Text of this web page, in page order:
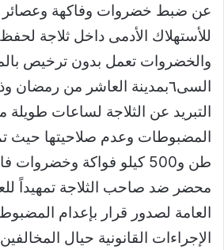
عن ضبط خضروات وفاكهة وعصائر
للأستهلاك الأدمى داخل ثلاجة
والخضروات تعمل بدون ترخيص
السى٦بمدينة العاشر من
التبريد عن الثلاجة لساعات طويلة
طن و500 كيلو فواكة
محضر ضد صاحب الثلاجة تمهيداً
العامة لصدور قرار بإعدام
الإجراءات القانونية حيال المخالفين